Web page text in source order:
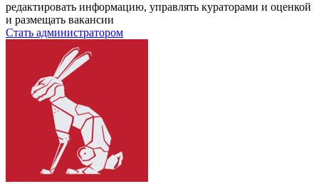
редактировать информацию, управлять кураторами и оценкой
и размещать вакансии
Стать администратором